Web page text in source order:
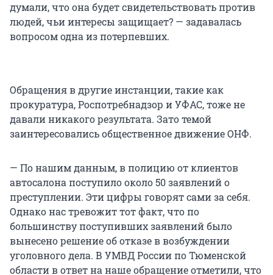
думали, что она будет свидетельствовать против
людей, чьи интересы защищает? — задавалась
вопросом одна из потерпевших.
Обращения в другие инстанции, такие как
прокуратура, Роспотребнадзор и УФАС, тоже не
давали никакого результата. Зато темой
заинтересовались общественное движение ОНФ.
— По нашим данным, в полицию от клиентов
автосалона поступило около 50 заявлений о
преступлении. Эти цифры говорят сами за себя.
Однако нас тревожит тот факт, что по
большинству поступивших заявлений было
вынесено решение об отказе в возбуждении
уголовного дела. В УМВД России по Тюменской
области в ответ на наше обращение отметили, что